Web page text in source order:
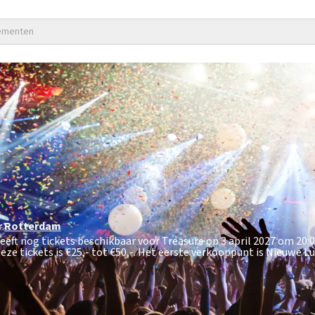
Rotterdam
nog tickets beschikbaar voor Treasure op 3 april 2027 om
tickets is€25,- tot €50,-. Het eerste verkooppunt is Nieuwe